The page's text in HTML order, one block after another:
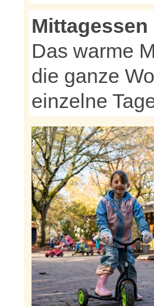
Mittagessen
Das warme
die ganze
einzelne